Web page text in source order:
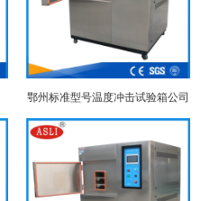
鄂州标准型号温度冲击试验箱公司